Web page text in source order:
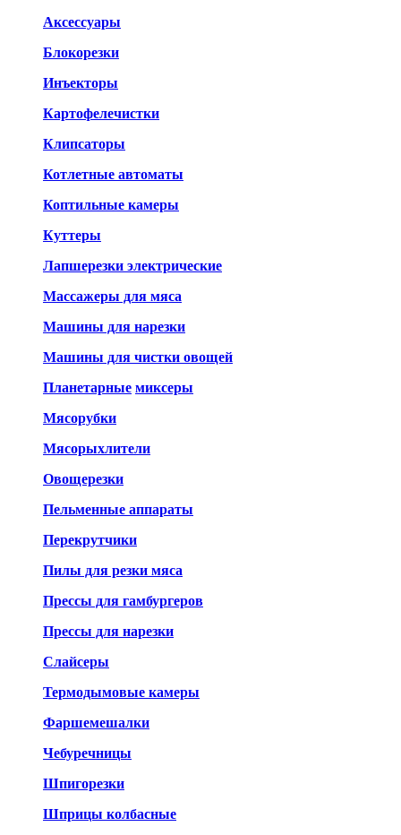
Аксессуары
Блокорезки
Инъекторы
Картофелечистки
Клипсаторы
Котлетные автоматы
Коптильные камеры
Куттеры
Лапшерезки электрические
Массажеры для мяса
Машины для нарезки
Машины для чистки овощей
Планетарные миксеры
Мясорубки
Мясорыхлители
Овощерезки
Пельменные аппараты
Перекрутчики
Пилы для резки мяса
Прессы для гамбургеров
Прессы для нарезки
Слайсеры
Термодымовые камеры
Фаршемешалки
Чебуречницы
Шпигорезки
Шприцы колбасные